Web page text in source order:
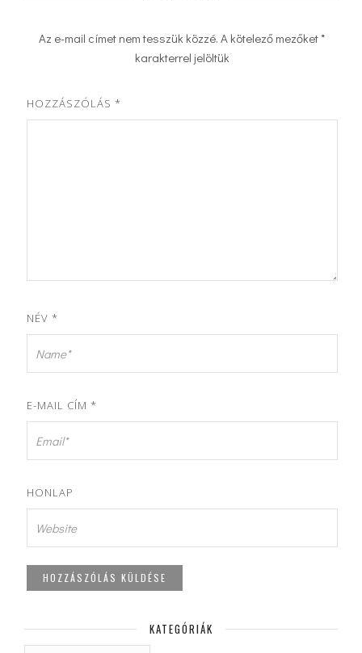
Az e-mail címet nem tesszük közzé. A kötelező mezőket*
karakterrel jelöltük
HOZZÁSZÓLÁS *
NÉV *
E-MAIL CÍM *
HONLAP
KATEGÓRIÁK
KATEGÓRIÁK